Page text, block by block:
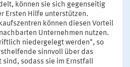
können sie sich gegenseitig
Ersten Hilfe unterstützen.
können diesen Vorteil
Unternehmen nutzen.
niedergelegt werden", so
sinnvoll über das
sodass sie im Ernstfall